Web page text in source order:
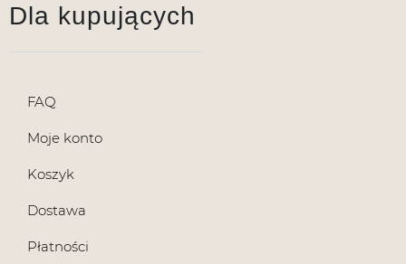
Dla kupujących
FAQ
Moje konto
Koszyk
Dostawa
Płatności